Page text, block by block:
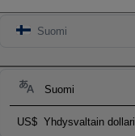
Suomi
Suomi
US$ Yhdysvaltain dollari